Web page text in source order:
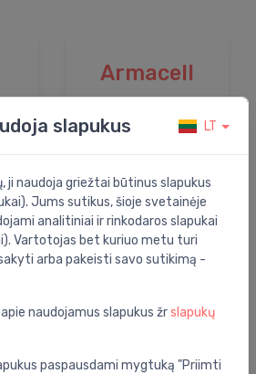
Armacell
Isover
slapukus LT
ji naudoja griežtai būtinus slapukus
Jums sutikus, šioje svetainėje
analitiniai ir rinkodaros slapukai
Vartotojas bet kuriuo metu turi
arba pakeisti savo sutikimą -
naudojamus slapukus žrslapukų
paspausdami mygtuką "Priimti